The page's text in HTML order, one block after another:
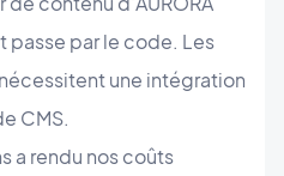
passe par le code. Les
une intégration
CMS.
a rendu nos coûts